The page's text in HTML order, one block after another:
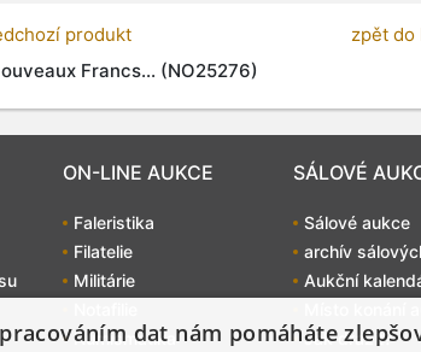
produkt
Francs... (NO25276)
zpět do
ON-LINE AUKCE
Faleristika
Filatelie
Militárie
Numismatika
SÁLOVÉ
Sálové aukce
archív
Aukční
Jak dražit?
dat nám pomáháte